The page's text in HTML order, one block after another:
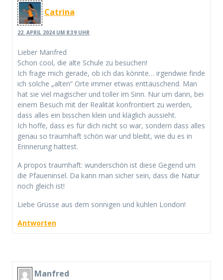
Catrina
22. APRIL 2024 UM 8:39 UHR
Lieber Manfred
Schon cool, die alte Schule zu besuchen!
Ich frage mich gerade, ob ich das könnte… irgendwie finde
ich solche „alten“ Orte immer etwas enttäuschend. Man
hat sie viel magischer und toller im Sinn. Nur um dann, bei
einem Besuch mit der Realität konfrontiert zu werden,
dass alles ein bisschen klein und kläglich aussieht.
Ich hoffe, dass es für dich nicht so war, sondern dass alles
genau so traumhaft schön war und bleibt, wie du es in
Erinnerung hattest.
A propos traumhaft: wunderschön ist diese Gegend um
die Pfaueninsel. Da kann man sicher sein, dass die Natur
noch gleich ist!
Liebe Grüsse aus dem sonnigen und kühlen London!
Antworten
Manfred